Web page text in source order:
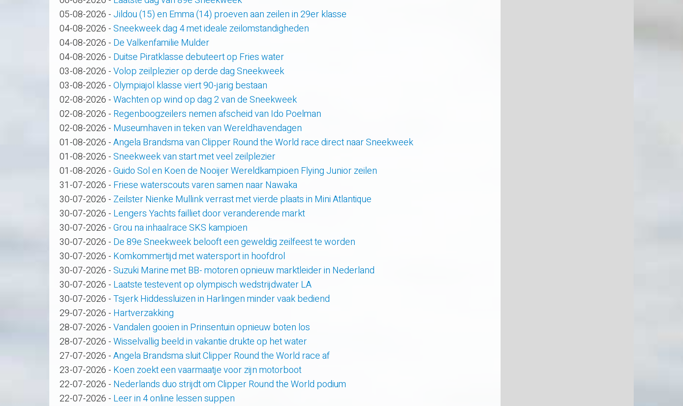
05-08-2026 -Jildou (15) en Emma (14) proeven aan zeilen in 29er klasse
04-08-2026 -Sneekweek dag 4 met ideale zeilomstandigheden
04-08-2026 - De Valkenfamilie Mulder
04-08-2026 - Duitse Piratklasse debuteert op Fries water
03-08-2026 -Volop zeilplezier op derde dag Sneekweek
03-08-2026 -Olympiajol klasse viert 90-jarig bestaan
02-08-2026 -Wachten op wind op dag 2 van de Sneekweek
02-08-2026 - Regenboogzeilers nemen afscheid van Ido Poelman
02-08-2026 - Museumhaven in teken van Wereldhavendagen
01-08-2026 -Angela Brandsma van Clipper Round the World race direct naar Sneekweek
01-08-2026 -Sneekweek van start met veel zeilplezier
01-08-2026 -Guido Sol en Koen de Nooijer Wereldkampioen Flying Junior zeilen
31-07-2026 - Friese waterscouts varen samen naar Nawaka
30-07-2026 - Zeilster Nienke Mullink verrast met vierde plaats in Mini Atlantique
30-07-2026 - Lengers Yachts failliet door veranderende markt
30-07-2026 -Grou na inhaalrace SKS kampioen
30-07-2026 - De 89e Sneekweek belooft een geweldig zeilfeest te worden
30-07-2026 - Komkommertijd met watersport in hoofdrol
30-07-2026 -Suzuki Marine met BB- motoren opnieuw marktleider in Nederland
30-07-2026 - Laatste testevent op olympisch wedstrijdwater LA
30-07-2026 -Tsjerk Hiddessluizen in Harlingen minder vaak bediend
29-07-2026 - Hartverzakking
28-07-2026 -Vandalen gooien in Prinsentuin opnieuw boten los
28-07-2026 -Wisselvallig beeld in vakantie drukte op het water
27-07-2026 -Angela Brandsma sluit Clipper Round the World race af
23-07-2026 - Koen zoekt een vaarmaatje voor zijn motorboot
22-07-2026 - Nederlands duo strijdt om Clipper Round the World podium
22-07-2026 - Leer in 4 online lessen suppen